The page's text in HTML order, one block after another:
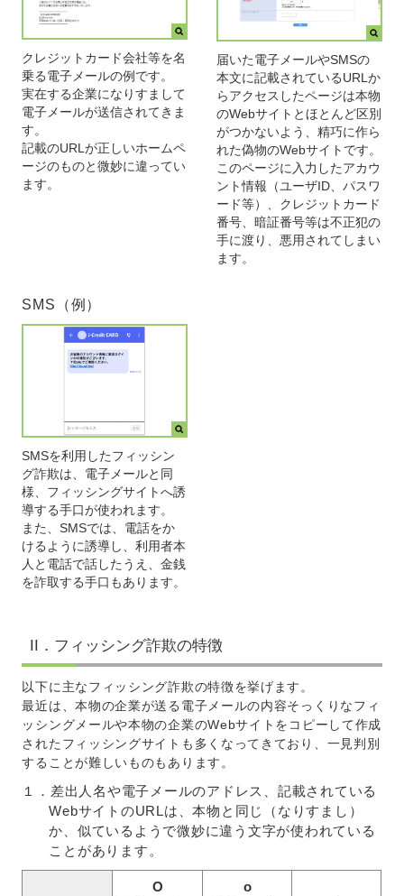
クレジットカード会社等を名
乗る電子メールの例です。
実在する企業になりすまして
電子メールが送信されてきま
す。
記載のURLが正しいホームペ
ージのものと微妙に違ってい
ます。
届いた電子メールやSMSの
本文に記載されているURLか
らアクセスしたページは本物
のWebサイトとほとんど区別
がつかないよう、精巧に作ら
れた偽物のWebサイトです。
このページに入力したアカウ
ント情報（ユーザID、パスワ
ード等）、クレジットカード
番号、暗証番号等は不正犯の
手に渡り、悪用されてしまい
ます。
SMS（例）
SMSを利用したフィッシン
グ詐欺は、電子メールと同
様、フィッシングサイトへ誘
導する手口が使われます。
また、SMSでは、電話をか
けるように誘導し、利用者本
人と電話で話したうえ、金銭
を詐取する手口もあります。
II．フィッシング詐欺の特徴
以下に主なフィッシング詐欺の特徴を挙げます。
最近は、本物の企業が送る電子メールの内容そっくりなフィ
ッシングメールや本物の企業のWebサイトをコピーして作成
されたフィッシングサイトも多くなってきており、一見判別
することが難しいものもあります。
１．差出人名や電子メールのアドレス、記載されている
WebサイトのURLは、本物と同じ（なりすまし）
か、似ているようで微妙に違う文字が使われている
ことがあります。
O o